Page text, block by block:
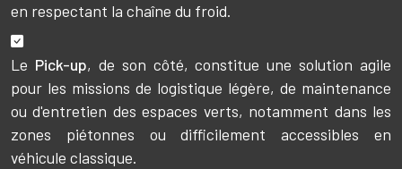
en respectant la chaîne du froid.
Le Pick-up, de son côté, constitue une solution agile
pour les missions de logistique légère, de maintenance
ou d'entretien des espaces verts, notamment dans les
zones piétonnes ou difficilement accessibles en
véhicule classique.